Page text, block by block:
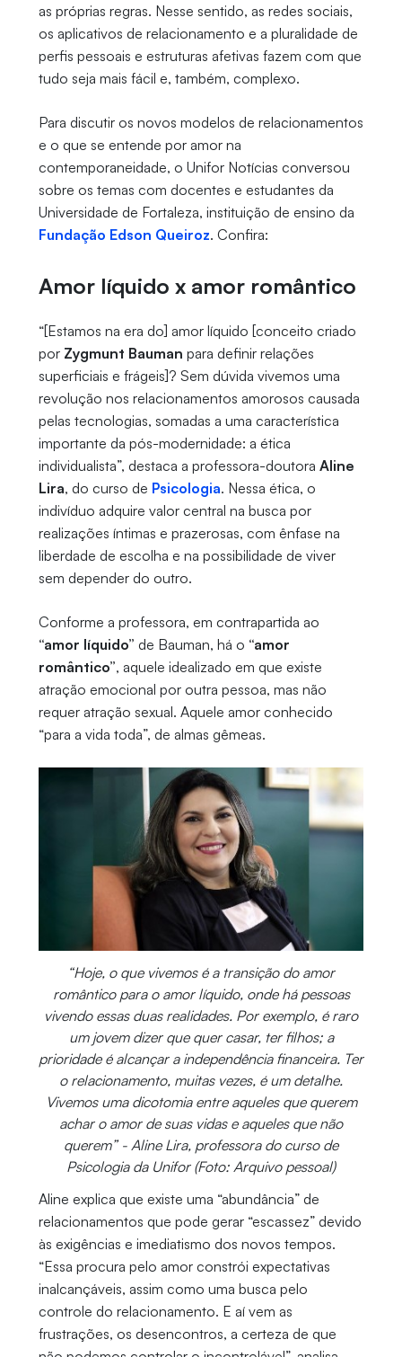
as próprias regras. Nesse sentido, as redes sociais,
os aplicativos de relacionamento e a pluralidade de
perfis pessoais e estruturas afetivas fazem com que
tudo seja mais fácil e, também, complexo.
Para discutir os novos modelos de relacionamentos
e o que se entende por amor na
contemporaneidade, o Unifor Notícias conversou
sobre os temas com docentes e estudantes da
Universidade de Fortaleza, instituição de ensino da
Fundação Edson Queiroz. Confira:
Amor líquido x amor romântico
“[Estamos na era do] amor líquido [conceito criado
por Zygmunt Bauman para definir relações
superficiais e frágeis]? Sem dúvida vivemos uma
revolução nos relacionamentos amorosos causada
pelas tecnologias, somadas a uma característica
importante da pós-modernidade: a ética
individualista”, destaca a professora-doutora Aline
Lira, do curso de Psicologia. Nessa ética, o
indivíduo adquire valor central na busca por
realizações íntimas e prazerosas, com ênfase na
liberdade de escolha e na possibilidade de viver
sem depender do outro.
Conforme a professora, em contrapartida ao
“amor líquido” de Bauman, há o “amor
romântico”, aquele idealizado em que existe
atração emocional por outra pessoa, mas não
requer atração sexual. Aquele amor conhecido
“para a vida toda”, de almas gêmeas.
“Hoje, o que vivemos é a transição do amor
romântico para o amor líquido, onde há pessoas
vivendo essas duas realidades. Por exemplo, é raro
um jovem dizer que quer casar, ter filhos; a
prioridade é alcançar a independência financeira. Ter
o relacionamento, muitas vezes, é um detalhe.
Vivemos uma dicotomia entre aqueles que querem
achar o amor de suas vidas e aqueles que não
querem” - Aline Lira, professora do curso de
Psicologia da Unifor (Foto: Arquivo pessoal)
Aline explica que existe uma “abundância” de
relacionamentos que pode gerar “escassez” devido
às exigências e imediatismo dos novos tempos.
“Essa procura pelo amor constrói expectativas
inalcançáveis, assim como uma busca pelo
controle do relacionamento. E aí vem as
frustrações, os desencontros, a certeza de que